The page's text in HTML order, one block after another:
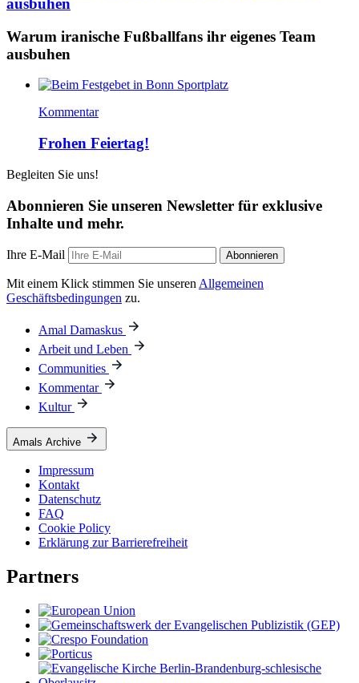
ausbuhen
Warum iranische Fußballfans ihr eigenes Team
ausbuhen
Kommentar
Frohen Feiertag!
Begleiten Sie uns!
Abonnieren Sie unseren Newsletter für exklusive
Inhalte und mehr.
Ihre E-Mail Abonnieren
Mit einem Klick stimmen Sie unseren Allgemeinen
Geschäftsbedingungen zu.
Amal Damaskus
Arbeit und Leben
Communities
Kommentar
Kultur
Amals Archive
Impressum
Kontakt
Datenschutz
FAQ
Cookie Policy
Erklärung zur Barrierefreiheit
Partners